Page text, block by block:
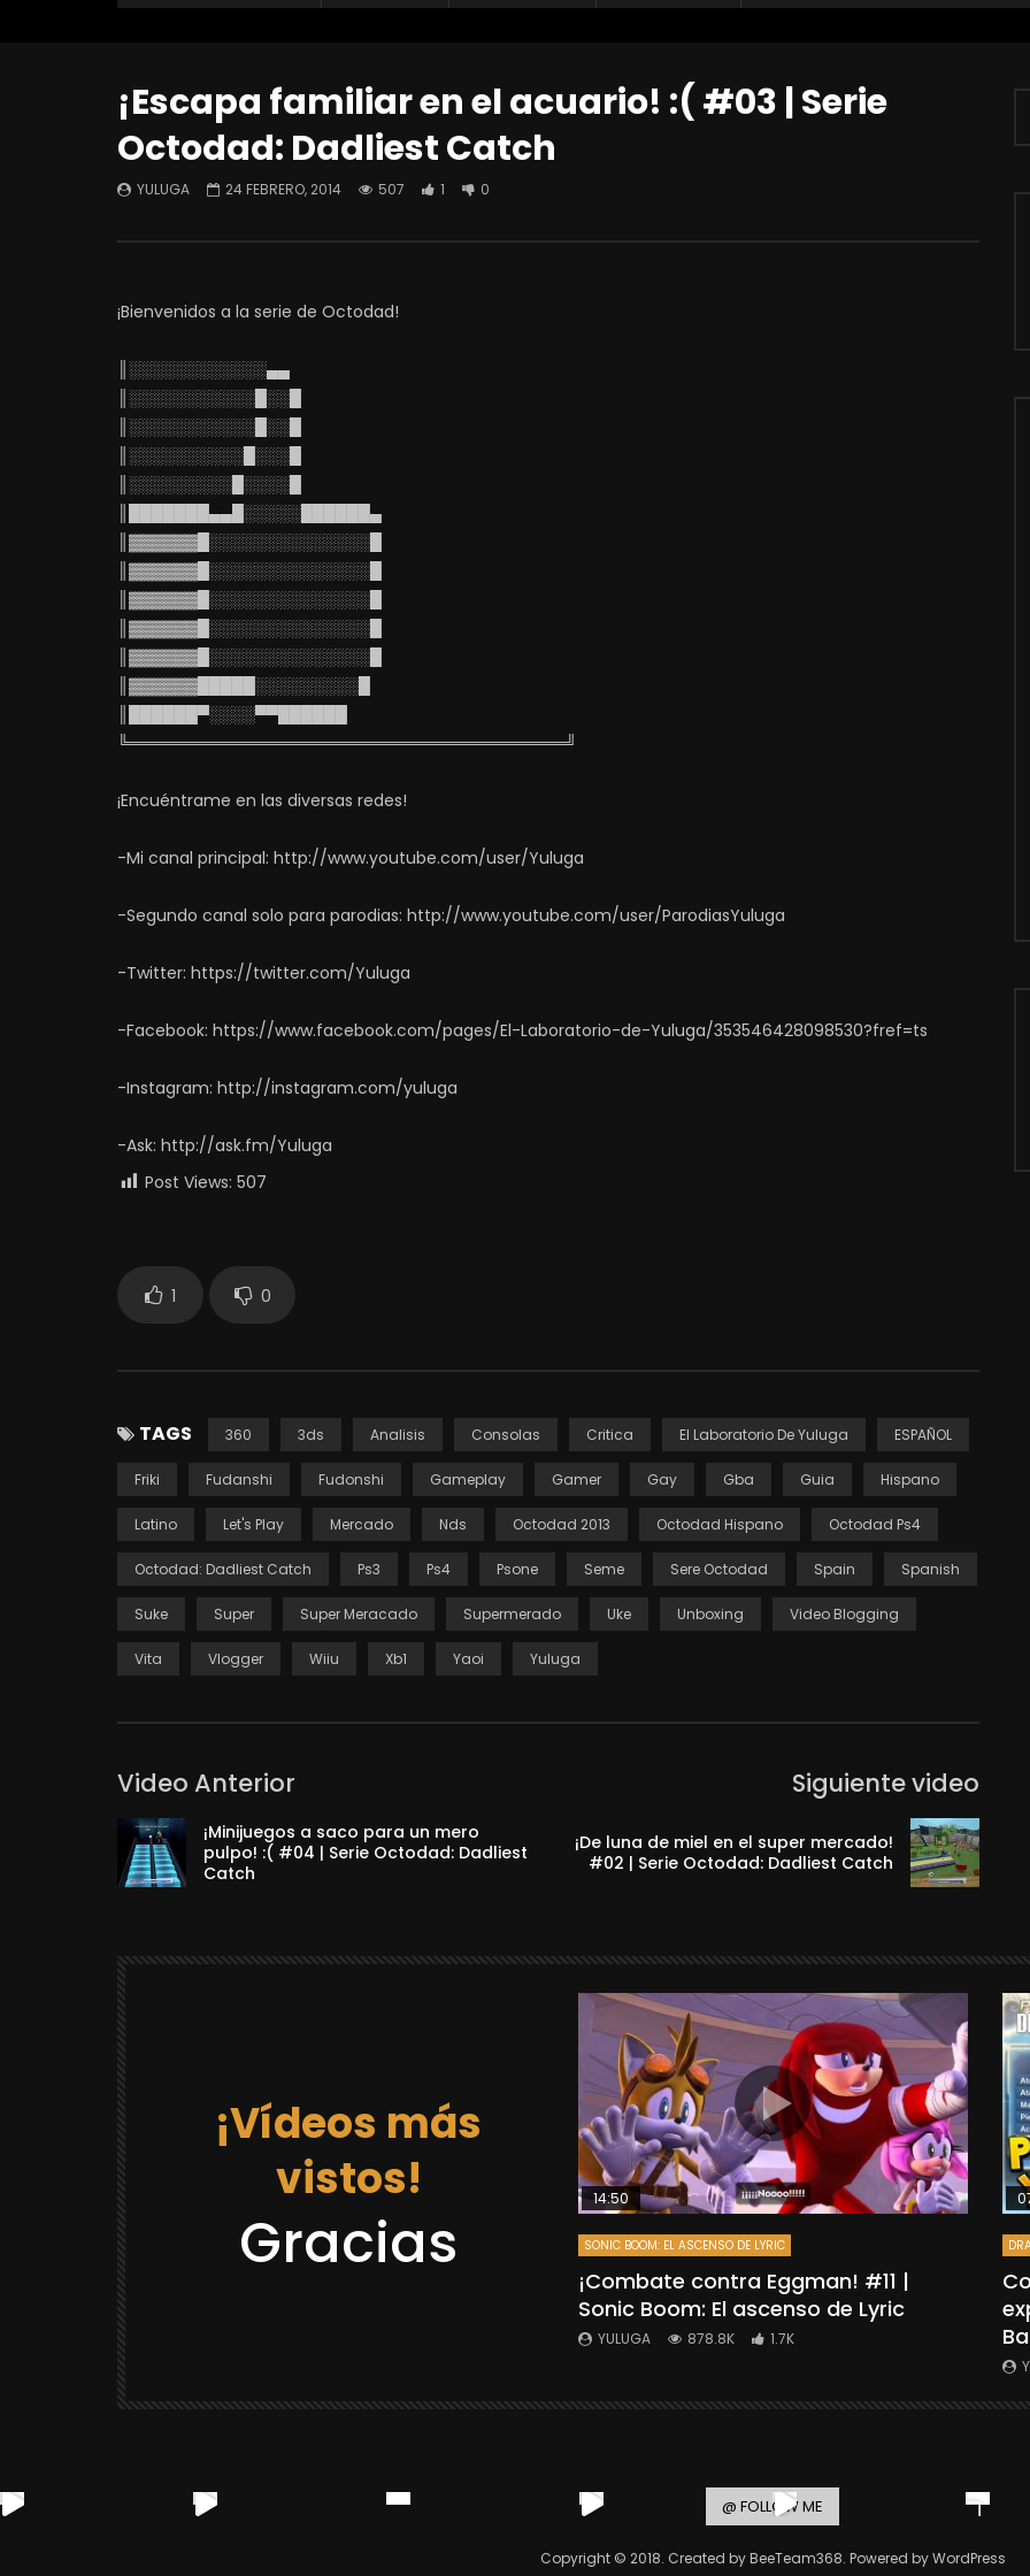
¡Escapa familiar en el acuario! :( #03 | Serie
Octodad: Dadliest Catch
YULUGA 24 FEBRERO, 2014 507 1 0
¡Bienvenidos a la serie de Octodad!
║░░░░░░░░░░░░▄▄
║░░░░░░░░░░░█░░█
║░░░░░░░░░░░█░░█
║░░░░░░░░░░█░░░█
║░░░░░░░░░█░░░░█
║███████▄▄█░░░░░██████▄
║▓▓▓▓▓▓█░░░░░░░░░░░░░░█
║▓▓▓▓▓▓█░░░░░░░░░░░░░░█
║▓▓▓▓▓▓█░░░░░░░░░░░░░░█
║▓▓▓▓▓▓█░░░░░░░░░░░░░░█
║▓▓▓▓▓▓█░░░░░░░░░░░░░░█
║▓▓▓▓▓▓█████░░░░░░░░░█
║██████▀░░░░▀▀██████
╚══════════════════════════════════════╝
¡Encuéntrame en las diversas redes!
-Mi canal principal: http://www.youtube.com/user/Yuluga
-Segundo canal solo para parodias: http://www.youtube.com/user/ParodiasYuluga
-Twitter: https://twitter.com/Yuluga
-Facebook: https://www.facebook.com/pages/El-Laboratorio-de-Yuluga/353546428098530?fref=ts
-Instagram: http://instagram.com/yuluga
-Ask: http://ask.fm/Yuluga
Post Views: 507
1 0
TAGS 360 3ds Analisis Consolas Critica El Laboratorio De Yuluga ESPAÑOL
Friki Fudanshi Fudonshi Gameplay Gamer Gay Gba Guia Hispano
Latino Let's Play Mercado Nds Octodad 2013 Octodad Hispano Octodad Ps4
Octodad: Dadliest Catch Ps3 Ps4 Psone Seme Sere Octodad Spain Spanish
Suke Super Super Meracado Supermerado Uke Unboxing Video Blogging
Vita Vlogger Wiiu Xb1 Yaoi Yuluga
Video Anterior
¡Minijuegos a saco para un mero
pulpo! :( #04 | Serie Octodad: Dadliest
Catch
Siguiente video
¡De luna de miel en el super mercado!
#02 | Serie Octodad: Dadliest Catch
¡Vídeos más
vistos!
Gracias
DRAGON BALL REACCIONES
14:50
SONIC BOOM: EL ASCENSO DE LYRIC
¡Combate contra Eggman! #11 |
Sonic Boom: El ascenso de Lyric
YULUGA 878.8K 1.7K
@ FOLLOW ME
Copyright © 2018. Created by BeeTeam368. Powered by WordPress